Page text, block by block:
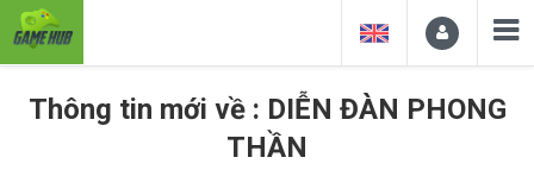
Thông tin mới về : DIỄN ĐÀN PHONG
THẦN